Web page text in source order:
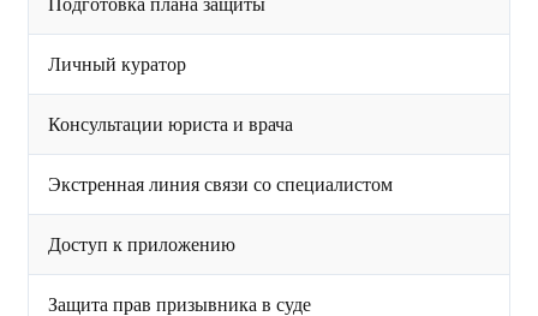
Личный куратор
Консультации юриста и врача
Экстренная линия связи со специалистом
Доступ к приложению
Защита прав призывника в суде